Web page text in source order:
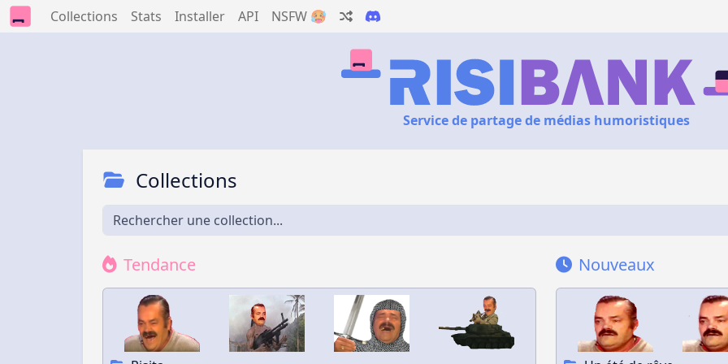
Collections Stats Installer API NSFW 🥵
Service de partage de médias humoristiques
Collections
Tendance Nouveaux